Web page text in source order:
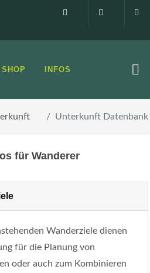
Impressum0160
SHOP INFOS
Unterkunft Datenbank
für Wanderer
Wanderziele dienen
für die Planung von
oder auch zum Kombinieren